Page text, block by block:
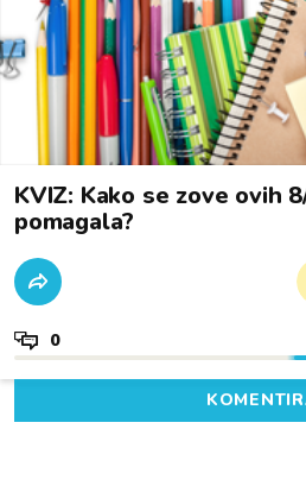
KVIZ: Kako se zove ovih
pomagala?
0